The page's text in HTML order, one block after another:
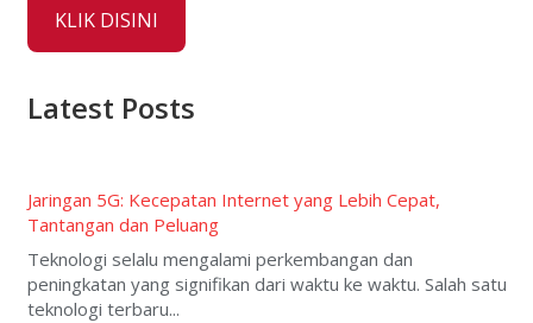
KLIK DISINI
Latest Posts
Jaringan 5G: Kecepatan Internet yang Lebih Cepat,
Tantangan dan Peluang
Teknologi selalu mengalami perkembangan dan
peningkatan yang signifikan dari waktu ke waktu. Salah satu
teknologi terbaru...